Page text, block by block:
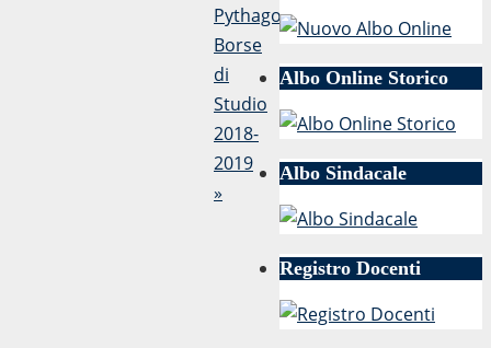
Pythagoras
Borse
di
Studio
2018-
2019
»
Albo Online Storico
Albo Sindacale
Registro Docenti